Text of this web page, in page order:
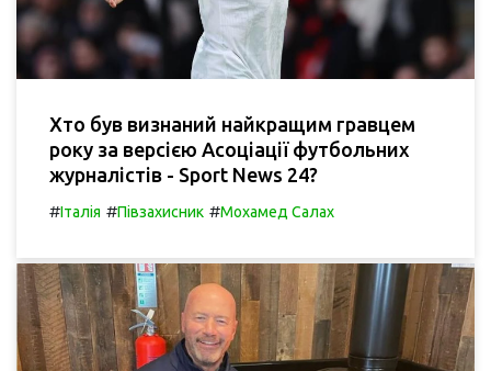
Хто був визнаний найкращим гравцем
року за версією Асоціації футбольних
журналістів - Sport News 24?
#Італія #Півзахисник #Мохамед Салах